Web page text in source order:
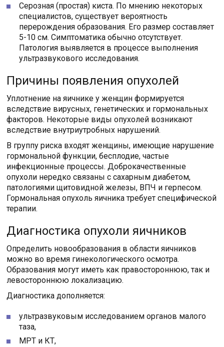
Серозная (простая) киста. По мнению некоторых
специалистов, существует вероятность
перерождения образования. Его размер составляет
5-10 см. Симптоматика обычно отсутствует.
Патология выявляется в процессе выполнения
ультразвукового исследования.
Причины появления опухолей
Уплотнение на яичнике у женщин формируется
вследствие вирусных, генетических и гормональных
факторов. Некоторые виды опухолей возникают
вследствие внутриутробных нарушений.
В группу риска входят женщины, имеющие нарушение
гормональной функции, бесплодие, частые
инфекционные процессы. Доброкачественные
опухоли нередко связаны с сахарным диабетом,
патологиями щитовидной железы, ВПЧ и герпесом.
Гормональная опухоль яичника требует специфической
терапии.
Диагностика опухоли яичников
Определить новообразования в области яичников
можно во время гинекологического осмотра.
Образования могут иметь как правостороннюю, так и
левостороннюю локализацию.
Диагностика дополняется:
ультразвуковым исследованием органов малого
таза,
МРТ и КТ,